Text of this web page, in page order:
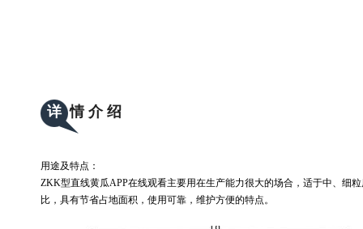
详情 介 绍
用途及特点：
ZKK型直线黄瓜APP在线观看主要用在生产能力很大的场合，适于中、细粒度
比，具有节省占地面积，使用可靠，维护方便的特点。